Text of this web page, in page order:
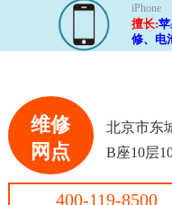
iPhone
擅长:
修、电
维修
网点
北京市东
B座10层
400-119-8500